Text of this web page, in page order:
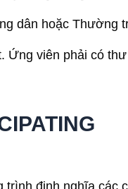
dân hoặc Thường
Ứng viên phải có